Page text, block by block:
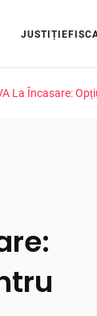
JUSTIȚIE
La Încasare: